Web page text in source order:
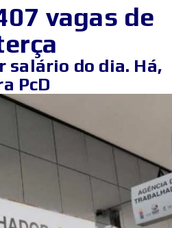
vagas de
salário do dia. Há,
PcD